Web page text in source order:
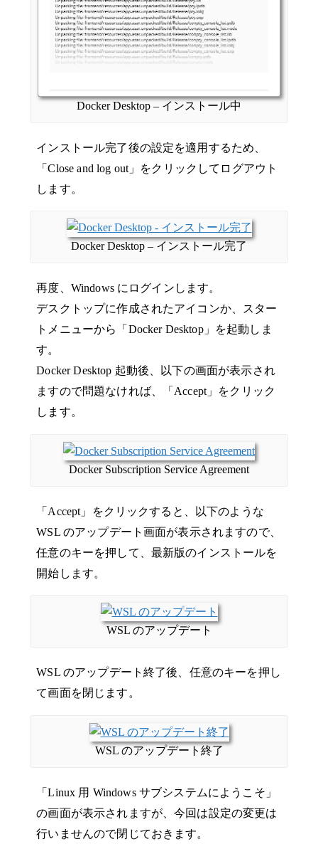
Docker Desktop – インストール中
インストール完了後の設定を適用するため、
「Close and log out」をクリックしてログアウト
します。
Docker Desktop – インストール完了
再度、Windows にログインします。
デスクトップに作成されたアイコンか、スター
トメニューから「Docker Desktop」を起動しま
す。
Docker Desktop 起動後、以下の画面が表示され
ますので問題なければ、「Accept」をクリック
します。
Docker Subscription Service Agreement
「Accept」をクリックすると、以下のような
WSL のアップデート画面が表示されますので、
任意のキーを押して、最新版のインストールを
開始します。
WSL のアップデート
WSL のアップデート終了後、任意のキーを押し
て画面を閉じます。
WSL のアップデート終了
「Linux 用 Windows サブシステムにようこそ」
の画面が表示されますが、今回は設定の変更は
行いませんので閉じておきます。